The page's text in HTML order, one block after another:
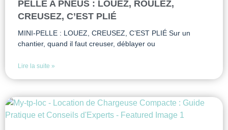
PELLE A PNEUS : LOUEZ, ROULEZ,
CREUSEZ, C’EST PLIÉ
MINI-PELLE : LOUEZ, CREUSEZ, C’EST PLIÉ Sur un
chantier, quand il faut creuser, déblayer ou
Lire la suite »